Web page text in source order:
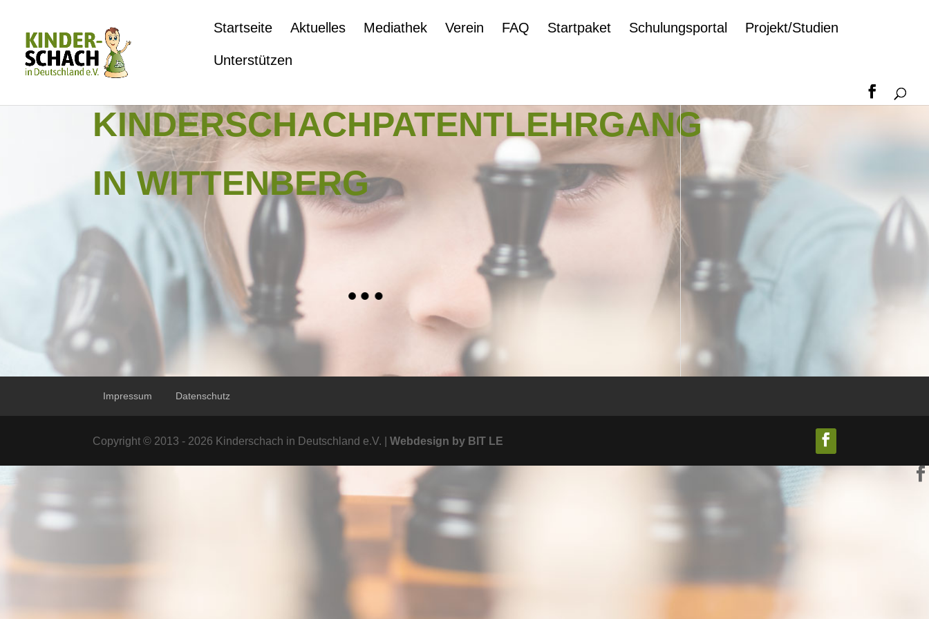
Startseite Aktuelles Mediathek Verein FAQ Startpaket Schulungsportal Projekt/Studien
Unterstützen
KINDERSCHACHPATENTLEHRGANG
IN WITTENBERG
Impressum Datenschutz
Copyright © 2013 - 2026 Kinderschach in Deutschland e.V. |Webdesign by BIT LE